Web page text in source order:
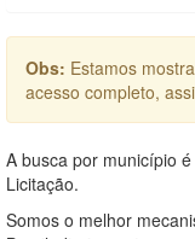
Obs: Estamos
acesso completo,
A busca por município
Licitação.
Somos o melhor